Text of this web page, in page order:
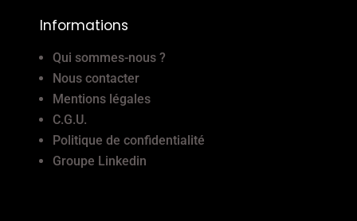
Informations
Qui sommes-nous ?
Nous contacter
Mentions légales
C.G.U.
Politique de confidentialité
Groupe Linkedin